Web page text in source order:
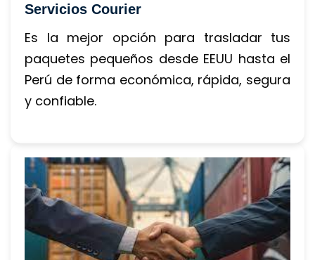
Servicios Courier
Es la mejor opción para trasladar tus
paquetes pequeños desde EEUU hasta el
Perú de forma económica, rápida, segura
y confiable.